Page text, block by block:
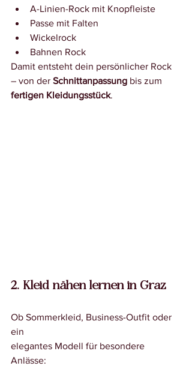
A-Linien-Rock mit Knopfleiste
Passe mit Falten
Wickelrock
Bahnen Rock
Damit entsteht dein persönlicher Rock
– von der Schnittanpassung bis zum
fertigen Kleidungsstück.
2. Kleid nähen lernen in Graz
Ob Sommerkleid, Business-Outfit oder
ein
elegantes Modell für besondere
Anlässe: